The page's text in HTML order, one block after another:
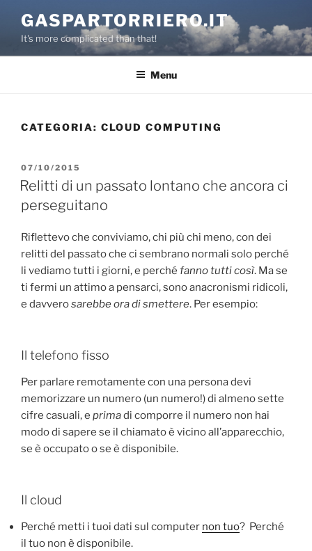
contenuto
GASPARTORRIERO.IT
It's more complicated than that!
Menu
CATEGORIA: CLOUD COMPUTING
PUBBLICATO
IL
07/10/2015
Relitti di un passato lontano che ancora ci
perseguitano
Riflettevo che conviviamo, chi più chi meno, con dei
relitti del passato che ci sembrano normali solo perché
li vediamo tutti i giorni, e perché fanno tutti così. Ma se
ti fermi un attimo a pensarci, sono anacronismi ridicoli,
e davverosarebbe ora di smettere. Per esempio:
Il telefono fisso
Per parlare remotamente con una persona devi
memorizzare un numero (un numero!) di almeno sette
cifre casuali, e primadi comporre il numero non hai
modo di sapere se il chiamato è vicino all’apparecchio,
se è occupato o se è disponibile.
Il cloud
Perché metti i tuoi dati sul computer non tuo? Perché
il tuo non è disponibile.